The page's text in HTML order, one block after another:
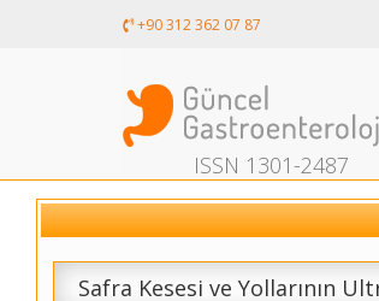
+90 312 362 07 87
ISSN 1301-2487
Safra Kesesi ve Yollarının